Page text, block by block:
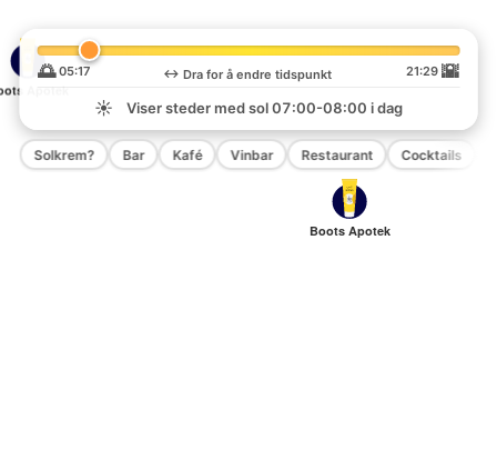
Boots Apotek
Apotek
🌅 05:17 ↔️ Dra for å endre tidspunkt 21:29 🌇
☀️
Viser steder med sol07:00-08:00 i dag
Solkrem? Bar Kafé Vinbar Restaurant Cocktails